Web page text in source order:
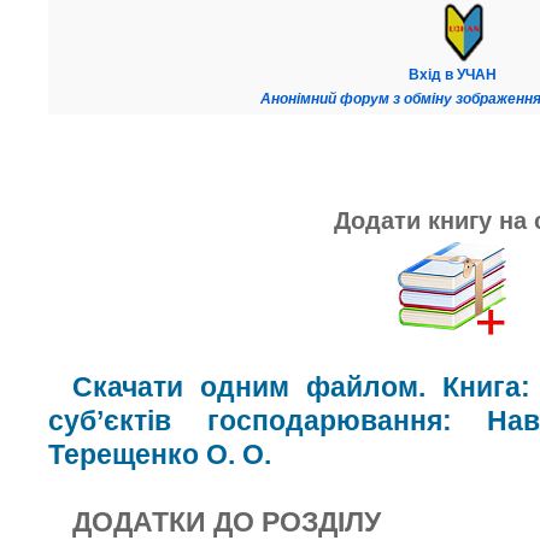
Вхід в УЧАН
Анонімний форум з обміну
Додати книгу на
Скачати одним файлом. Книга:
суб’єктів господарювання:
Терещенко О. О.
ДОДАТКИ ДО РОЗДІЛУ